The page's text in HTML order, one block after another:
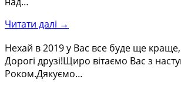
Читати далі →
Нехай в 2019 у Вас все буде ще краще,
Дорогі друзі!Щиро вітаємо Вас з
Роком.Дякуємо…